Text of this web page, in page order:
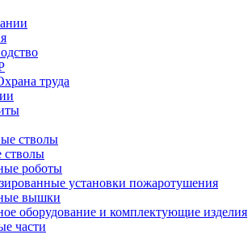
труда
стволы
стволы
роботы
установки пожаротушения
вышки
оборудование и комплектующие изделия
части